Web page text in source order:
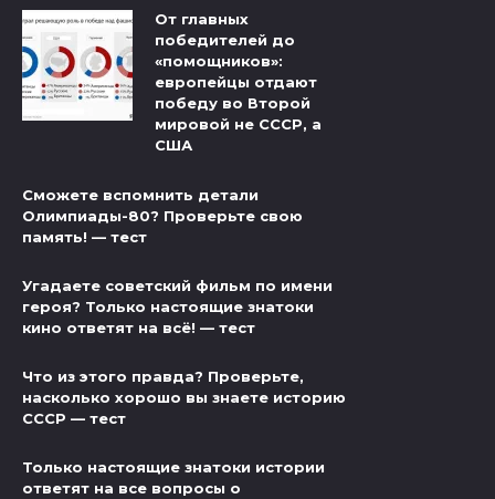
От главных
победителей до
«помощников»:
европейцы отдают
победу во Второй
мировой не СССР, а
США
Сможете вспомнить детали
Олимпиады-80? Проверьте свою
память! — тест
Угадаете советский фильм по имени
героя? Только настоящие знатоки
кино ответят на всё! — тест
Что из этого правда? Проверьте,
насколько хорошо вы знаете историю
СССР — тест
Только настоящие знатоки истории
ответят на все вопросы о